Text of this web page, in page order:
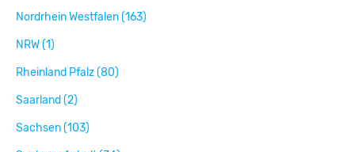
Nordrhein Westfalen (163)
NRW (1)
Rheinland Pfalz (80)
Saarland (2)
Sachsen (103)